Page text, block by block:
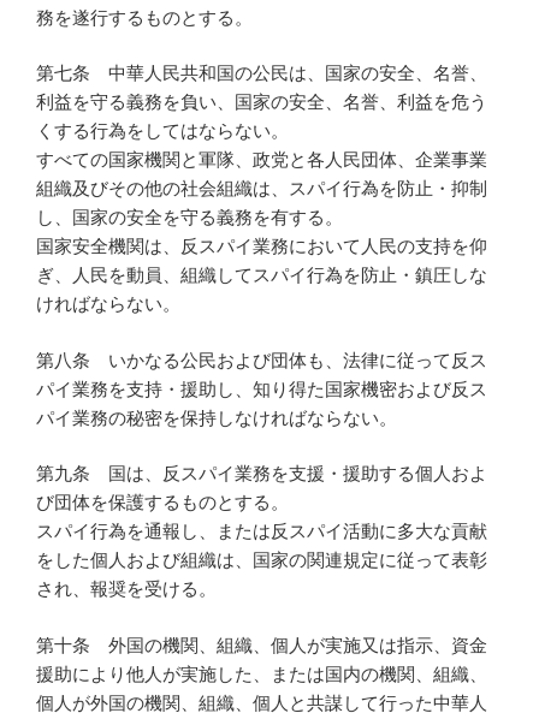
務を遂行するものとする。
第七条 中華人民共和国の公民は、国家の安全、名誉、
利益を守る義務を負い、国家の安全、名誉、利益を危う
くする行為をしてはならない。
すべての国家機関と軍隊、政党と各人民団体、企業事業
組織及びその他の社会組織は、スパイ行為を防止・抑制
し、国家の安全を守る義務を有する。
国家安全機関は、反スパイ業務において人民の支持を仰
ぎ、人民を動員、組織してスパイ行為を防止・鎮圧しな
ければならない。
第八条 いかなる公民および団体も、法律に従って反ス
パイ業務を支持・援助し、知り得た国家機密および反ス
パイ業務の秘密を保持しなければならない。
第九条 国は、反スパイ業務を支援・援助する個人およ
び団体を保護するものとする。
スパイ行為を通報し、または反スパイ活動に多大な貢献
をした個人および組織は、国家の関連規定に従って表彰
され、報奨を受ける。
第十条 外国の機関、組織、個人が実施又は指示、資金
援助により他人が実施した、または国内の機関、組織、
個人が外国の機関、組織、個人と共謀して行った中華人